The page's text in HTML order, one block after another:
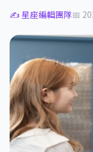
✍️ 星座編輯團隊📅